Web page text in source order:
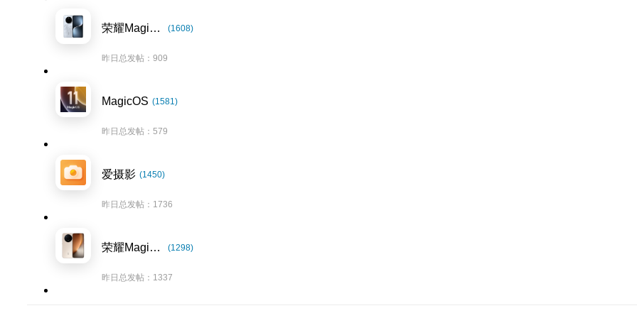
荣耀Magic7系列 (1608)
昨日总发帖：909
MagicOS (1581)
昨日总发帖：579
爱摄影 (1450)
昨日总发帖：1736
荣耀Magic8系列 (1298)
昨日总发帖：1337